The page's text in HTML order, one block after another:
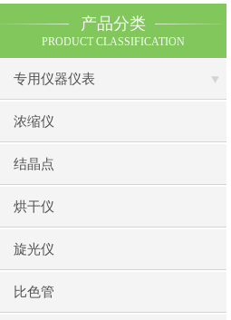
产品分类
PRODUCT CLASSIFICATION
专用仪器仪表
浓缩仪
结晶点
烘干仪
旋光仪
比色管